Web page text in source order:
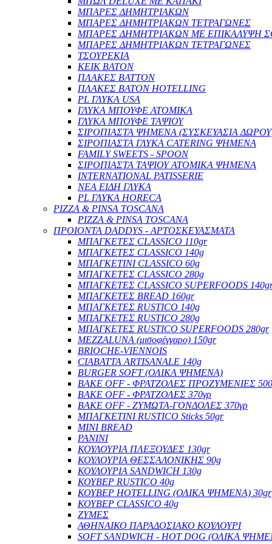
ΜΠΑΡΕΣ ΔΗΜΗΤΡΙΑΚΩΝ
ΜΠΑΡΕΣ ΔΗΜΗΤΡΙΑΚΩΝ ΤΕΤΡΑΓΩΝΕΣ
ΜΠΑΡΕΣ ΔΗΜΗΤΡΙΑΚΩΝ ΜΕ ΕΠΙΚΑΛΥΨΗ
ΜΠΑΡΕΣ ΔΗΜΗΤΡΙΑΚΩΝ ΤΕΤΡΑΓΩΝΕΣ
ΤΣΟΥΡΕΚΙΑ
ΚΕΙΚ BATON
ΠΛΑΚΕΣ BATTON
ΠΛΑΚΕΣ BATON HOTELLING
PL ΓΛΥΚΑ USA
ΓΛΥΚΑ ΜΠΟΥΦΕ ΑΤΟΜΙΚΑ
ΓΛΥΚΑ ΜΠΟΥΦΕ ΤΑΨΙΟΥ
ΣΙΡΟΠΙΑΣΤΑ ΨΗΜΕΝΑ (ΣΥΣΚΕΥΑΣΙΑ
ΣΙΡΟΠΙΑΣΤΑ ΓΛΥΚΑ CATERING ΨΗΜΕΝΑ
FAMILY SWEETS - SPOON
ΣΙΡΟΠΙΑΣΤΑ ΤΑΨΙΟΥ ΑΤΟΜΙΚΑ ΨΗΜΕΝΑ
INTERNATIONAL PATISSERIE
ΝΕΑ ΕΙΔΗ ΓΛΥΚΑ
PL ΓΛΥΚΑ HORECA
PIZZA & PINSA TOSCANA
PIZZA & PINSA TOSCANA
ΠΡΟΙΟΝΤΑ DADDYS - ΑΡΤΟΣΚΕΥΑΣΜΑΤΑ
ΜΠΑΓΚΕΤΕΣ CLASSICO 110gr
ΜΠΑΓΚΕΤΕΣ CLASSICO 140g
ΜΠΑΓΚΕΤΙΝΙ CLASSICO 60g
ΜΠΑΓΚΕΤΕΣ CLASSICO 280g
ΜΠΑΓΚΕΤΕΣ CLASSICO SUPERFOODS
ΜΠΑΓΚΕΤΕΣ BREAD 160gr
ΜΠΑΓΚΕΤΕΣ RUSTICO 140g
ΜΠΑΓΚΕΤΕΣ RUSTICO 280g
ΜΠΑΓΚΕΤΕΣ RUSTICO SUPERFOODS 280gr
MEZZALUNA (μισοφέγγαρο) 150gr
BRIOCHE-VIENNOIS
CIABATTA ARTISANALE 140g
BURGER SOFT (ΟΛΙΚΑ ΨΗΜΕΝΑ)
BAKE OFF - ΦΡΑΤΖΟΛΕΣ ΠΡΟΖΥΜΕΝΙΕΣ
BAKE OFF - ΦΡΑΤΖΟΛΕΣ 370γρ
BAKE OFF - ΖΥΜΩΤΑ-ΓΟΝΔΟΛΕΣ 370γρ
ΜΠΑΓΚΕΤΙΝΙ RUSTICO Sticks 50gr
MINI BREAD
PANINI
ΚΟΥΛΟΥΡΙΑ ΠΛΕΞΟΥΔΕΣ 130gr
ΚΟΥΛΟΥΡΙΑ ΘΕΣΣΑΛΟΝΙΚΗΣ 90g
ΚΟΥΛΟΥΡΙΑ SANDWICH 130g
ΚΟΥΒΕΡ RUSTICO 40g
ΚΟΥΒΕΡ HOTELLING (ΟΛΙΚΑ ΨΗΜΕΝΑ) 30gr
ΚΟΥΒΕΡ CLASSICO 40g
ΖΥΜΕΣ
ΑΘΗΝΑΙΚΟ ΠΑΡΑΔΟΣΙΑΚΟ ΚΟΥΛΟΥΡΙ
SOFT SANDWICH - HOT DOG (ΟΛΙΚΑ